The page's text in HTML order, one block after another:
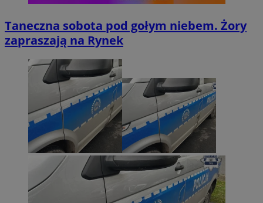
Taneczna sobota pod gołym niebem. Żory
zapraszają na Rynek